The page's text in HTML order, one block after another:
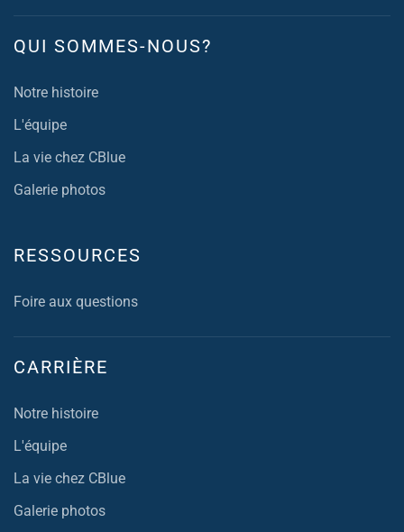
QUI SOMMES-NOUS?
Notre histoire
L'équipe
La vie chez CBlue
Galerie photos
RESSOURCES
Foire aux questions
CARRIÈRE
Notre histoire
L'équipe
La vie chez CBlue
Galerie photos